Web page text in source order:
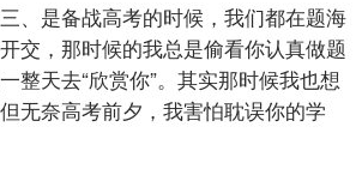
、是备战高考的时候，我们都在题海
交，那时候的我总是偷看你认真做题
整天去“欣赏你”。其实那时候我也想
无奈高考前夕，我害怕耽误你的学